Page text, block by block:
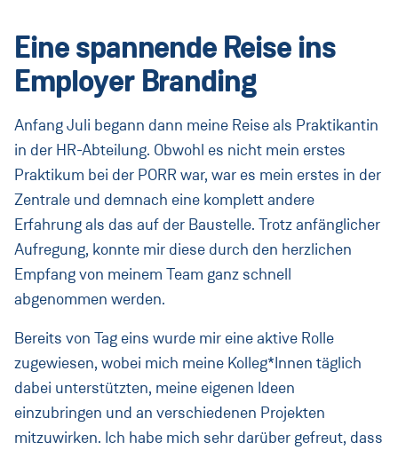
Messen
Land ändern:(Aktuell:
Österreich
)
Eine spannende Reise ins
Employer Branding
Anfang Juli begann dann meine Reise als Praktikantin
in der HR-Abteilung. Obwohl es nicht mein erstes
Praktikum bei der PORR war, war es mein erstes in der
Zentrale und demnach eine komplett andere
Erfahrung als das auf der Baustelle. Trotz anfänglicher
Aufregung, konnte mir diese durch den herzlichen
Empfang von meinem Team ganz schnell
abgenommen werden.
Bereits von Tag eins wurde mir eine aktive Rolle
zugewiesen, wobei mich meine Kolleg*Innen täglich
dabei unterstützten, meine eigenen Ideen
einzubringen und an verschiedenen Projekten
mitzuwirken. Ich habe mich sehr darüber gefreut, dass